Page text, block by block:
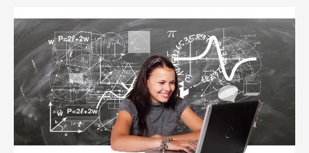
Becas
Internacionales
MBA